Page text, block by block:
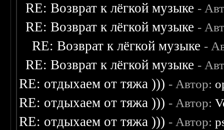
RE: Возврат к лёгкой музыке -
RE: Возврат к лёгкой музыке -
RE: Возврат к лёгкой музыке -
RE: Возврат к лёгкой музыке -
RE: отдыхаем от тяжа ))) - Автор:
RE: отдыхаем от тяжа ))) - Автор:
RE: отдыхаем от тяжа ))) - Автор: